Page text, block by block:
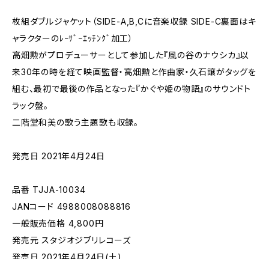
枚組ダブルジャケット（SIDE-A,B,Cに音楽収録 SIDE-C裏面はキ
ャラクターのﾚｰｻﾞｰｴｯﾁﾝｸﾞ加工）
高畑勲がプロデューサーとして参加した『風の谷のナウシカ』以
来30年の時を経て映画監督・高畑勲と作曲家・久石譲がタッグを
組む、最初で最後の作品となった『かぐや姫の物語』のサウンドト
ラック盤。
二階堂和美の歌う主題歌も収録。
発売日 2021年4月24日
品番 TJJA-10034
JANコード 4988008088816
一般販売価格 4,800円
発売元 スタジオジブリレコーズ
発売日 2021年4月24日(土)